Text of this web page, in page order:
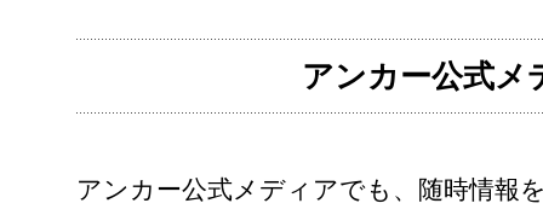
アンカー公式メ
アンカー公式メディアでも、随時情報